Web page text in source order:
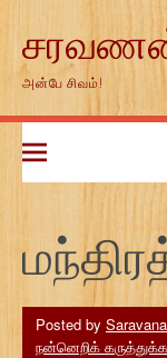
content
அன்பே சிவம்!
Posted by
நன்னெறிக்